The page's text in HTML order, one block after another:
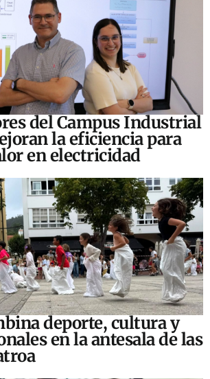
del Campus Industrial
la eficiencia para
en electricidad
deporte, cultura y
en la antesala de las